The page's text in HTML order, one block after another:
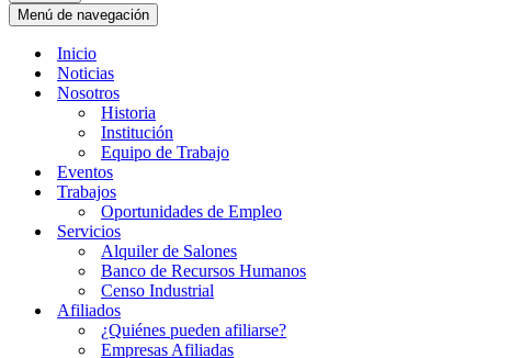
Menú de navegación
Inicio
Noticias
Nosotros
Historia
Institución
Equipo de Trabajo
Eventos
Trabajos
Oportunidades de Empleo
Servicios
Alquiler de Salones
Banco de Recursos Humanos
Censo Industrial
Afiliados
¿Quiénes pueden afiliarse?
Empresas Afiliadas